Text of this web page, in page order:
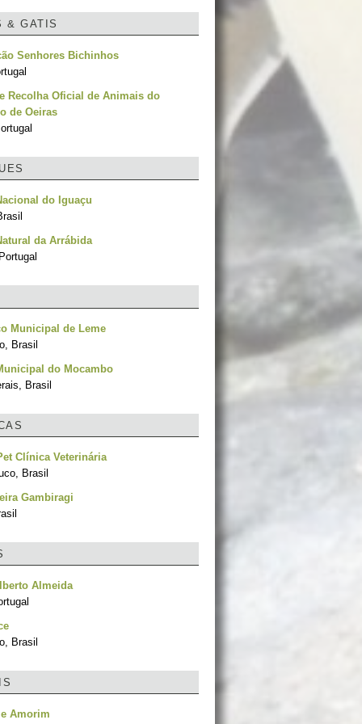
& GATIS
Senhores Bichinhos
Recolha Oficial de Animais do
de Oeiras
do Iguaçu
da Arrábida
Municipal de Leme
Brasil
do Mocambo
Brasil
Clínica Veterinária
Brasil
Gambiragi
Almeida
Brasil
Amorim